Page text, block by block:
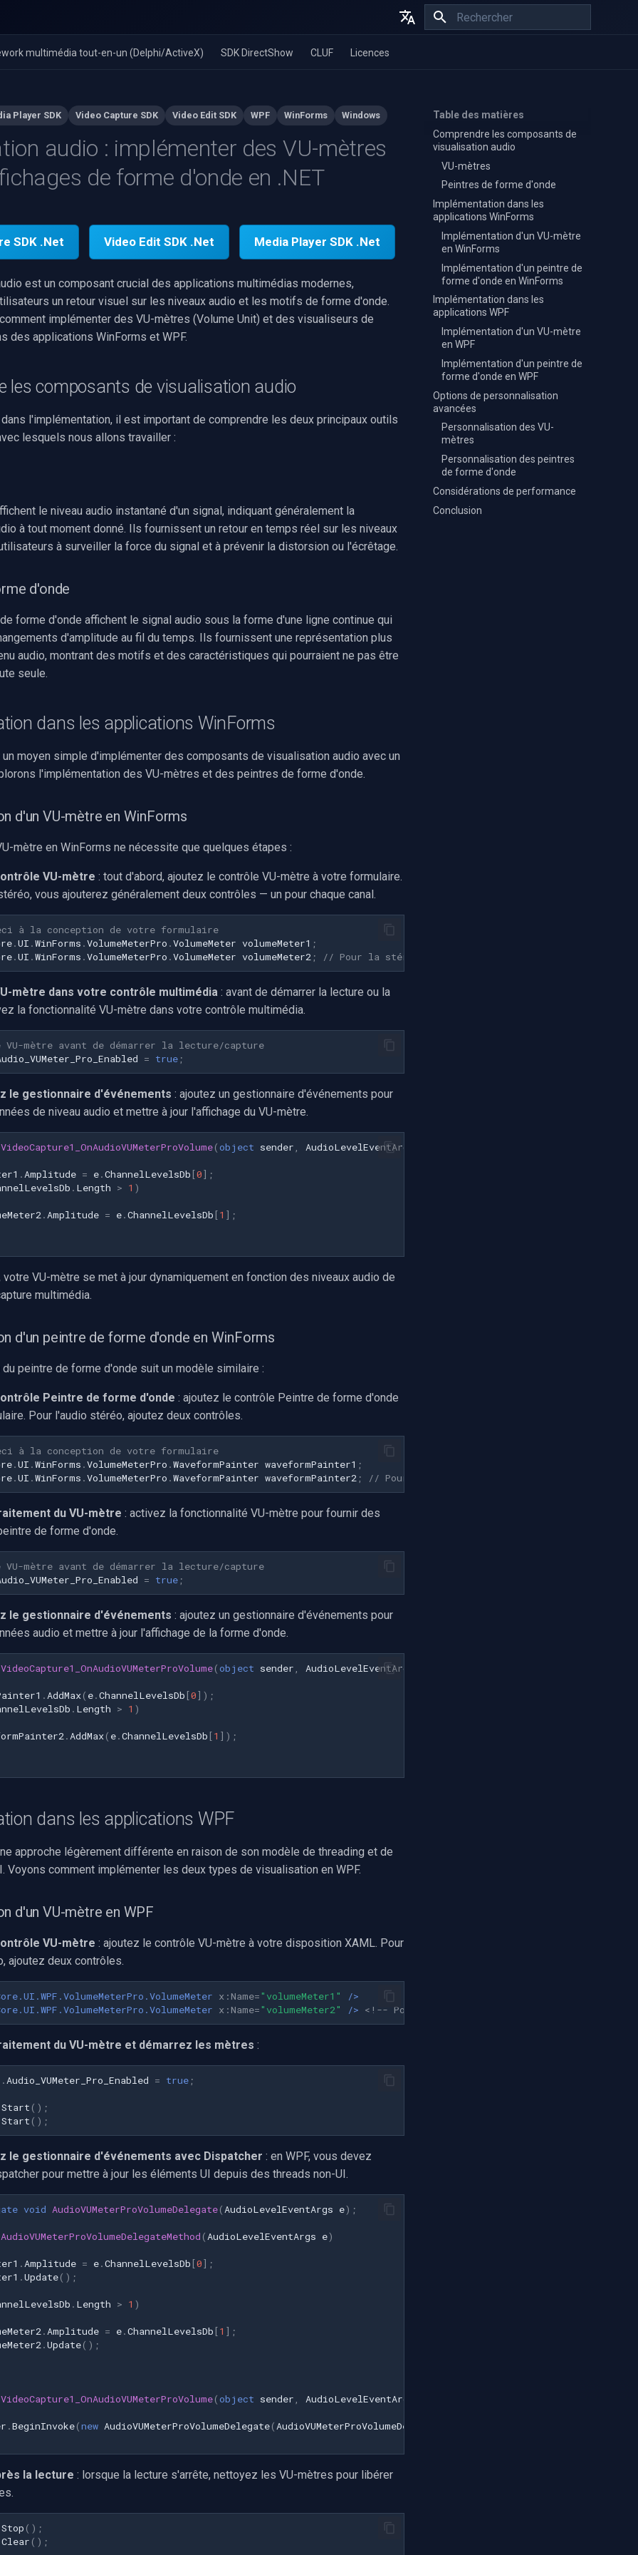
English
multimédia tout-en-un (Delphi/ActiveX) SDK DirectShow CLUF Licences
Table des matières
Comprendre les composants de
visualisation audio
VU-mètres
Peintres de forme d'onde
Implémentation dans les
applications WinForms
Implémentation d'un VU-mètre
en WinForms
Implémentation d'un peintre de
forme d'onde en WinForms
Implémentation dans les
applications WPF
Implémentation d'un VU-mètre
en WPF
Implémentation d'un peintre de
forme d'onde en WPF
Options de personnalisation
avancées
Personnalisation des VU-
mètres
Personnalisation des peintres
de forme d'onde
Considérations de performance
Conclusion
Player SDK Video Capture SDK Video Edit SDK WPF WinForms Windows
audio : implémenter des VU-mètres
de forme d'onde en .NET
SDK .Net Video Edit SDK .Net Media Player SDK .Net
est un composant crucial des applications multimédias modernes,
un retour visuel sur les niveaux audio et les motifs de forme d'onde.
implémenter des VU-mètres (Volume Unit) et des visualiseurs de
des applications WinForms et WPF.
les composants de visualisation audio
l'implémentation, il est important de comprendre les deux principaux outils
lesquels nous allons travailler :
le niveau audio instantané d'un signal, indiquant généralement la
à tout moment donné. Ils fournissent un retour en temps réel sur les niveaux
à surveiller la force du signal et à prévenir la distorsion ou l'écrêtage.
d'onde
forme d'onde affichent le signal audio sous la forme d'une ligne continue qui
d'amplitude au fil du temps. Ils fournissent une représentation plus
audio, montrant des motifs et des caractéristiques qui pourraient ne pas être
seule.
dans les applications WinForms
moyen simple d'implémenter des composants de visualisation audio avec un
l'implémentation des VU-mètres et des peintres de forme d'onde.
d'un VU-mètre en WinForms
mètre en WinForms ne nécessite que quelques étapes :
VU-mètre : tout d'abord, ajoutez le contrôle VU-mètre à votre formulaire.
vous ajouterez généralement deux contrôles — un pour chaque canal.
à la conception de votre formulaire
.UI .WinForms .VolumeMeterPro .VolumeMeter volumeMeter1 ;
.UI .WinForms .VolumeMeterPro .VolumeMeter volumeMeter2 ; // Pour la stéréo
mètre dans votre contrôle multimédia : avant de démarrer la lecture ou la
la fonctionnalité VU-mètre dans votre contrôle multimédia.
mètre avant de démarrer la lecture/capture
= true ;
le gestionnaire d'événements : ajoutez un gestionnaire d'événements pour
de niveau audio et mettre à jour l'affichage du VU-mètre.
VideoCapture1_OnAudioVUMeterProVolume(object sender AudioLevelEventArgs
. Amplitude = e.ChannelLevelsDb [0];
. Length > 1 )
. Amplitude = e.ChannelLevelsDb [1 ];
VU-mètre se met à jour dynamiquement en fonction des niveaux audio de
multimédia.
d'un peintre de forme d'onde en WinForms
peintre de forme d'onde suit un modèle similaire :
Peintre de forme d'onde : ajoutez le contrôle Peintre de forme d'onde
Pour l'audio stéréo, ajoutez deux contrôles.
à la conception de votre formulaire
.UI .WinForms .VolumeMeterPro .WaveformPainter waveformPainter1 ;
.UI .WinForms .VolumeMeterPro .WaveformPainter waveformPainter2 ; // Pour la stéréo
du VU-mètre : activez la fonctionnalité VU-mètre pour fournir des
de forme d'onde.
mètre avant de démarrer la lecture/capture
= true ;
le gestionnaire d'événements : ajoutez un gestionnaire d'événements pour
audio et mettre à jour l'affichage de la forme d'onde.
VideoCapture1_OnAudioVUMeterProVolume(object sender AudioLevelEventArgs
. AddMax( e.ChannelLevelsDb [0]);
. Length > 1 )
. AddMax( e.ChannelLevelsDb [1 ]);
dans les applications WPF
approche légèrement différente en raison de son modèle de threading et de
Voyons comment implémenter les deux types de visualisation en WPF.
d'un VU-mètre en WPF
VU-mètre : ajoutez le contrôle VU-mètre à votre disposition XAML. Pour
ajoutez deux contrôles.
x:Name="volumeMeter1"
/>
x:Name="volumeMeter2" /> <!-- Pour la stéréo -->
du VU-mètre et démarrez les mètres :
. Audio_VUMeter_Pro_Enabled = true ;
Start ();
Start ();
le gestionnaire d'événements avec Dispatcher : en WPF, vous devez
pour mettre à jour les éléments UI depuis des threads non-UI.
void AudioVUMeterProVolumeDelegate( AudioLevelEventArgs e);
AudioVUMeterProVolumeDelegateMethod ( AudioLevelEventArgs e)
. Amplitude = e.ChannelLevelsDb [0];
.Update();
. Length > 1 )
. Amplitude = e.ChannelLevelsDb [1 ];
.Update();
VideoCapture1_OnAudioVUMeterProVolume(object sender AudioLevelEventArgs
.BeginInvoke(new AudioVUMeterProVolumeDelegate( AudioVUMeterProVolumeDelegateMethod
la lecture : lorsque la lecture s'arrête, nettoyez les VU-mètres pour libérer
Stop ();
Clear ();